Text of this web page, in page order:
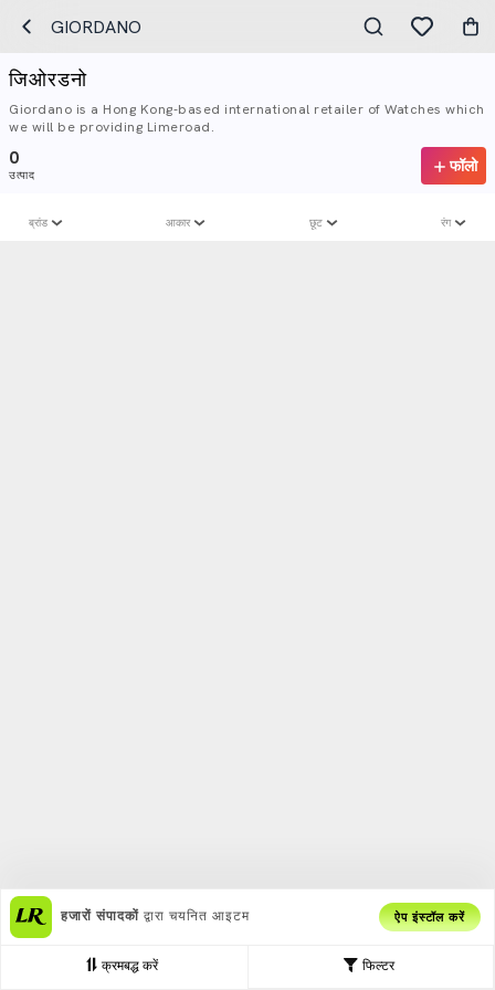
GIORDANO
जिओरडनो
Giordano is a Hong Kong-based international retailer of Watches which
we will be providing Limeroad.
0
उत्पाद फॉलो
फिल्टर
क्रमबद्ध करें
ब्रांड आकार छूट रंग
हजारों संपादकों द्वारा चयनित आइटम ऐप इंस्टॉल करें